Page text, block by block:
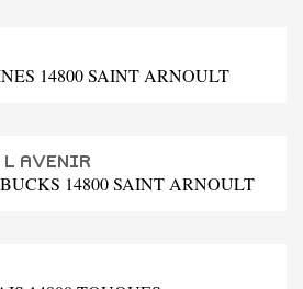
14800 SAINT ARNOULT
L AVENIR
14800 SAINT ARNOULT